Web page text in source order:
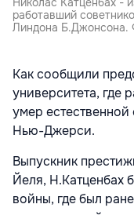
работавший
Линдона Б.Джонсона.
Как сообщили
университета, где
умер
Нью-Джерси.
Выпускник
Йеля, Н.Катценбах
войны, где был